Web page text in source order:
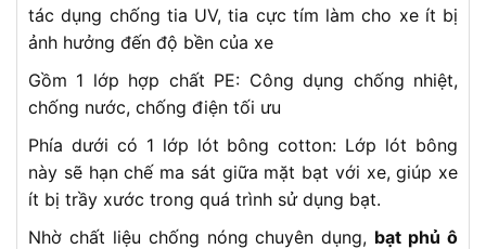
tác dụng chống tia UV, tia cực tím làm cho xe ít bị
ảnh hưởng đến độ bền của xe
Gồm 1 lớp hợp chất PE: Công dụng chống nhiệt,
chống nước, chống điện tối ưu
Phía dưới có 1 lớp lót bông cotton: Lớp lót bông
này sẽ hạn chế ma sát giữa mặt bạt với xe, giúp xe
ít bị trầy xước trong quá trình sử dụng bạt.
Nhờ chất liệu chống nóng chuyên dụng, bạt phủ ô